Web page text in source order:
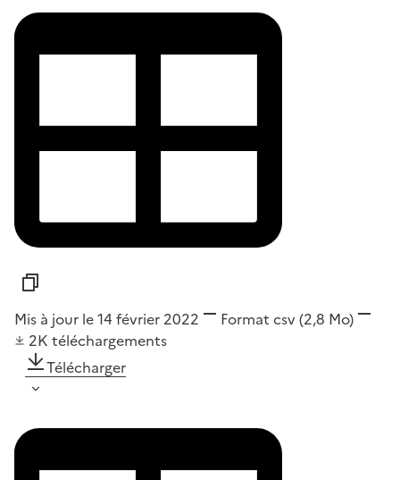
Mis à jour le 14 février 2022 Format csv(2,8 Mo)
2K téléchargements
Télécharger